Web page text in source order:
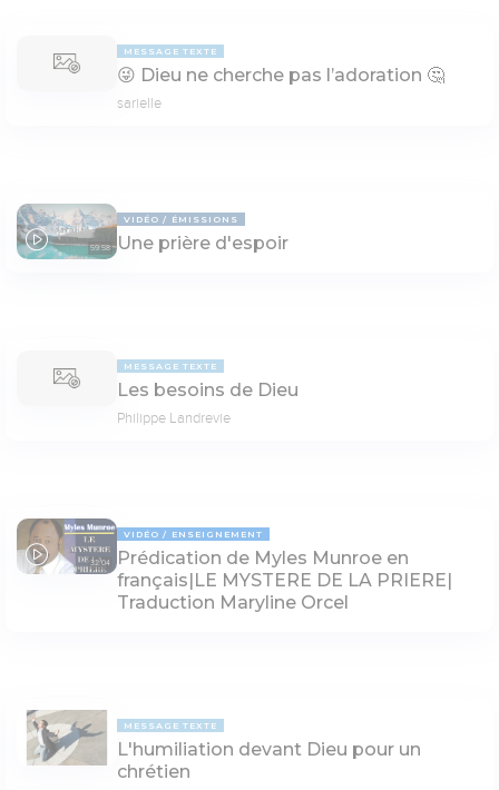
MESSAGE TEXTE
😜 Dieu ne cherche pas l’adoration 🤔
sarielle
59:58
VIDÉO ÉMISSIONS
Une prière d'espoir
MESSAGE TEXTE
Les besoins de Dieu
Philippe Landrevie
32:04
VIDÉO ENSEIGNEMENT
Prédication de Myles Munroe en
français|LE MYSTERE DE LA PRIERE|
Traduction Maryline Orcel
MESSAGE TEXTE
L'humiliation devant Dieu pour un
chrétien